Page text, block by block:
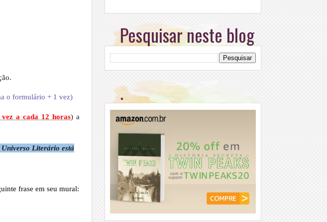
o formulário + 1 vez)
vez a cada 12 horas) a
Universo Literário está
frase em seu mural:
Pesquisar neste blog
.